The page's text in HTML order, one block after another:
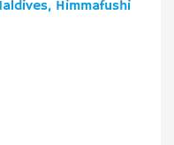
Himmafushi